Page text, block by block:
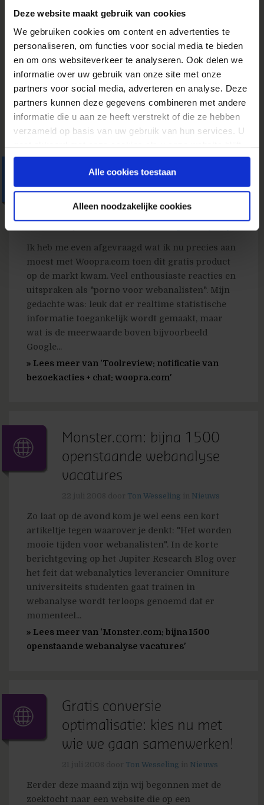
Deze website maakt gebruik van cookies
We gebruiken cookies om content en advertenties te
personaliseren, om functies voor social media te bieden
en om ons websiteverkeer te analyseren. Ook delen we
informatie over uw gebruik van onze site met onze
partners voor social media, adverteren en analyse. Deze
partners kunnen deze gegevens combineren met andere
informatie die u aan ze heeft verstrekt of die ze hebben
verzameld op basis van uw gebruik van hun services. U
gebruiken.
Alle cookies toestaan
Alleen noodzakelijke cookies
mensen: Pascal Selles: online marketing
consultant bij Hayona, waar hij veel doet met
Google Analytics en Google Website Optimizer.
Schreef een goed stuk over deze tool op
Frankwatching welke...
» Lees meer van 'Nieuwe bloggers: Pascal,
Frans, Eduard en André'
Toolreview: notificatie van
bezoekacties + chat:
woopra.com
Ik heb me even afgevraagd wat ik nu precies aan
moest met Woopra.com toen dit gratis product
op de markt kwam. Veel enthousiaste reacties en
uitspraken als "porno voor webanalisten". Mijn
gedachte was: leuk dat er realtime statistische
informatie toegankelijk wordt gemaakt, maar
wat is de meerwaarde boven bijvoorbeeld
Google...
» Lees meer van 'Toolreview: notificatie van
bezoekacties + chat: woopra.com'
Monster.com: bijna 1500
openstaande webanalyse
vacatures
Ton Wesseling Nieuws
Zo laat op de avond kom je wel eens een kort
artikeltje tegen waarover je denkt: "Het worden
mooie tijden voor webanalisten". In de korte
berichtgeving op het Jupiter Research Blog over
het feit dat webanalytics leverancier Omniture
universiteits studenten gaat trainen in
webanalyse wordt terloops genoemd dat er
momenteel...
» Lees meer van 'Monster.com: bijna 1500
openstaande webanalyse vacatures'
Gratis conversie
optimalisatie: kies nu met
wie we gaan samenwerken!
Ton Wesseling Nieuws
Eerder deze maand zijn wij begonnen met de
zoektocht naar een website die op een